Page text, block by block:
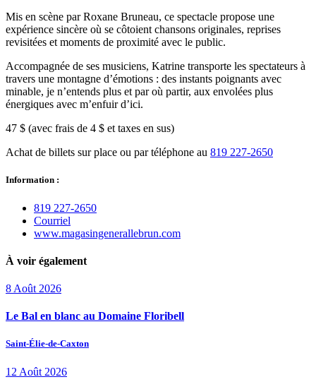
Mis en scène par Roxane Bruneau, ce spectacle propose une
expérience sincère où se côtoient chansons originales, reprises
revisitées et moments de proximité avec le public.
Accompagnée de ses musiciens, Katrine transporte les spectateurs à
travers une montagne d’émotions : des instants poignants avec
minable, je n’entends plus et par où partir, aux envolées plus
énergiques avec m’enfuir d’ici.
47 $ (avec frais de 4 $ et taxes en sus)
Achat de billets sur place ou par téléphone au 819 227-2650
Information :
819 227‑2650
Courriel
www.magasingenerallebrun.com
À voir également
8 Août 2026
Le Bal en blanc au Domaine Floribell
Saint-Élie-de-Caxton
12 Août 2026